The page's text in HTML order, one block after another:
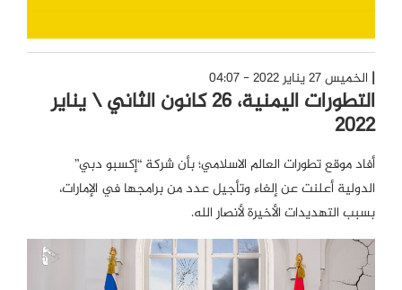
الخميس 27 يناير 2022 - 04:07
التطورات اليمنية، 26 كانون الثاني \ يناير
2022
أفاد موقع تطورات العالم الاسلامي؛ بأن شركة “إكسبو دبي”
الدولية أعلنت عن إلغاء وتأجيل عدد من برامجها في الإمارات،
بسبب التهديدات الأخيرة لأنصار الله.